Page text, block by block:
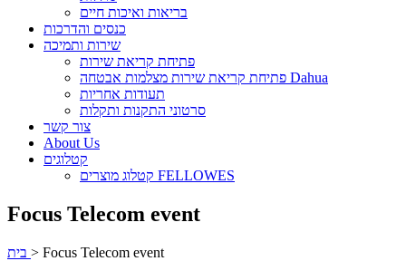
בריאות ואיכות חיים
כנסים והדרכות
שירות ותמיכה
פתיחת קריאת שירות
פתיחת קריאת שירות מצלמות אבטחה Dahua
תעודות אחריות
סרטוני התקנות ותקלות
צור קשר
About Us
קטלוגים
קטלוג מוצרים FELLOWES
Focus Telecom event
> Focus Telecom event